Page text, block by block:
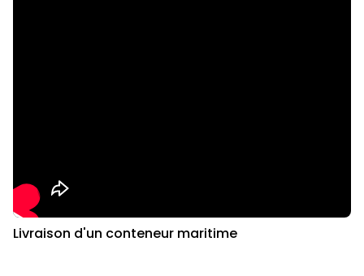
Livraison d'un conteneur maritime